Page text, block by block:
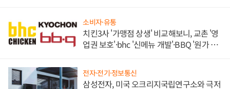
소비자·유통
치킨3사 '가맹점 상생' 비교해보니, 교촌 '영
업권 보호'·bhc '신메뉴 개발'·BBQ '원가 부
전자·전기·정보통신
삼성전자, 미국 오크리지국립연구소와 극저